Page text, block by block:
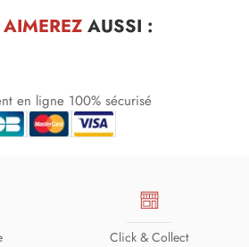
AUSSI :
en ligne 100% sécurisé
Click & Collect